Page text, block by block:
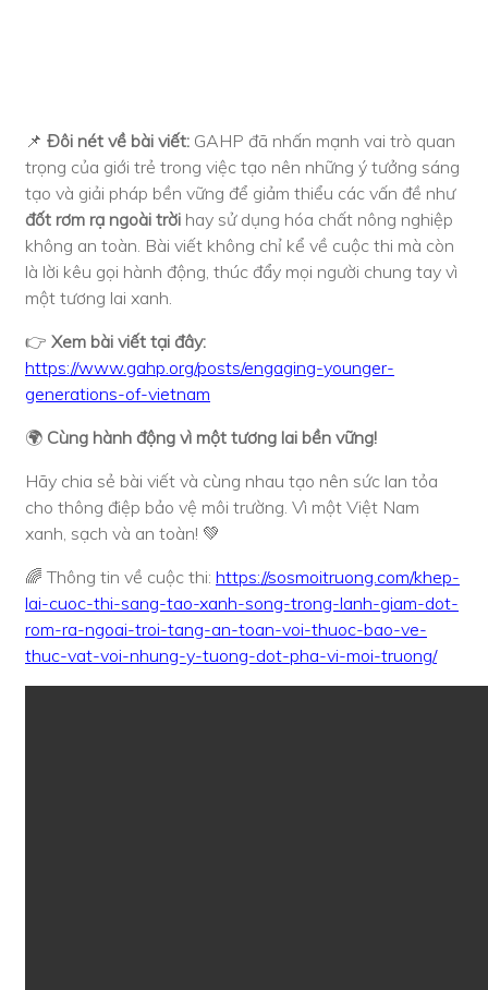
📌 Đôi nét về bài viết: GAHP đã nhấn mạnh vai trò quan
trọng của giới trẻ trong việc tạo nên những ý tưởng sáng
tạo và giải pháp bền vững để giảm thiểu các vấn đề như
đốt rơm rạ ngoài trời hay sử dụng hóa chất nông nghiệp
không an toàn. Bài viết không chỉ kể về cuộc thi mà còn
là lời kêu gọi hành động, thúc đẩy mọi người chung tay vì
một tương lai xanh.
👉 Xem bài viết tại đây:
https://www.gahp.org/posts/engaging-younger-
generations-of-vietnam
🌍 Cùng hành động vì một tương lai bền vững!
Hãy chia sẻ bài viết và cùng nhau tạo nên sức lan tỏa
cho thông điệp bảo vệ môi trường. Vì một Việt Nam
xanh, sạch và an toàn! 💚
🌈 Thông tin về cuộc thi: https://sosmoitruong.com/khep-
lai-cuoc-thi-sang-tao-xanh-song-trong-lanh-giam-dot-
rom-ra-ngoai-troi-tang-an-toan-voi-thuoc-bao-ve-
thuc-vat-voi-nhung-y-tuong-dot-pha-vi-moi-truong/